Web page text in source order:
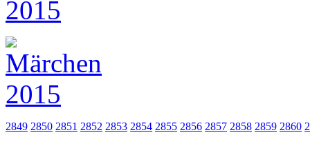
2849 2850 2851 2852 2853 2854 2855 2856 2857 2858 2859 2860